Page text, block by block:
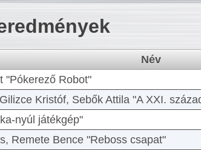
Név
"Pókerező Robot"
Kristóf, Sebők Attila "A XXI.
nyúl játékgép"
Remete Bence "Reboss csapat"